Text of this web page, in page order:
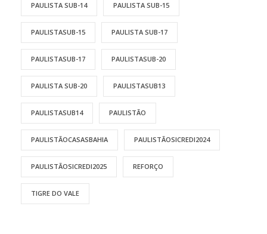
PAULISTA SUB-14 PAULISTA SUB-15
PAULISTASUB-15 PAULISTA SUB-17
PAULISTASUB-17 PAULISTASUB-20
PAULISTA SUB-20 PAULISTASUB13
PAULISTASUB14 PAULISTÃO
PAULISTÃOCASASBAHIA PAULISTÃOSICREDI2024
PAULISTÃOSICREDI2025 REFORÇO
TIGRE DO VALE